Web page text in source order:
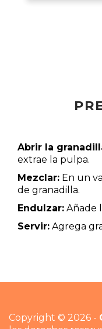
Abrir la
extrae la pulpa.
Mezclar: En un
de granadilla.
Endulzar: Añade
Servir: Agrega
Copyright © 2026 -